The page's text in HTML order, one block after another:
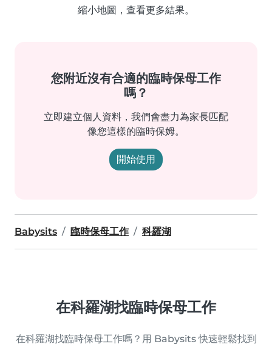
縮小地圖，查看更多結果。
您附近沒有合適的臨時保母工作
嗎？
立即建立個人資料，我們會盡力為家長匹配
像您這樣的臨時保姆。
開始使用
Babysits 臨時保母工作 科羅湖
在科羅湖找臨時保母工作
在科羅湖找臨時保母工作嗎？用 Babysits 快速輕鬆找到